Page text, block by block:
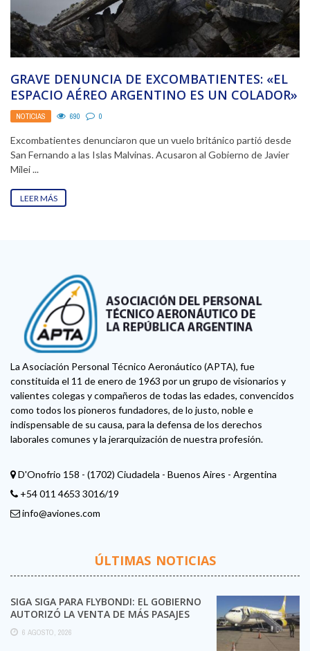
GRAVE DENUNCIA DE EXCOMBATIENTES: «EL
ESPACIO AÉREO ARGENTINO ES UN COLADOR»
NOTICIAS 690 0
Excombatientes denunciaron que un vuelo británico partió desde
San Fernando a las Islas Malvinas. Acusaron al Gobierno de Javier
Milei ...
LEER MÁS
La Asociación Personal Técnico Aeronáutico (APTA), fue
constituida el 11 de enero de 1963 por un grupo de visionarios y
valientes colegas y compañeros de todas las edades, convencidos
como todos los pioneros fundadores, de lo justo, noble e
indispensable de su causa, para la defensa de los derechos
laborales comunes y la jerarquización de nuestra profesión.
D'Onofrio 158 - (1702) Ciudadela - Buenos Aires - Argentina
+54 011 4653 3016/19
info@aviones.com
ÚLTIMAS NOTICIAS
SIGA SIGA PARA FLYBONDI: EL GOBIERNO
AUTORIZÓ LA VENTA DE MÁS PASAJES
6 AGOSTO, 2026